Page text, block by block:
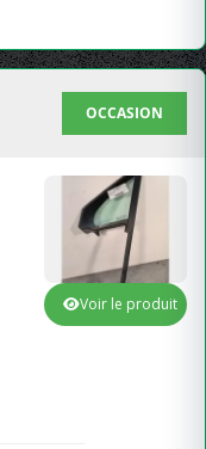
OCCASION
Voir le produit